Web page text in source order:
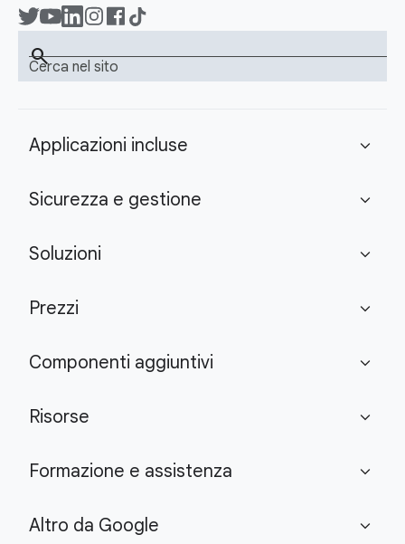
Cerca nel sito
search
Applicazioni incluse expand_more
Sicurezza e gestione expand_more
Soluzioni expand_more
Prezzi expand_more
Componenti aggiuntivi expand_more
Risorse expand_more
Formazione e assistenza expand_more
Altro da Google expand_more